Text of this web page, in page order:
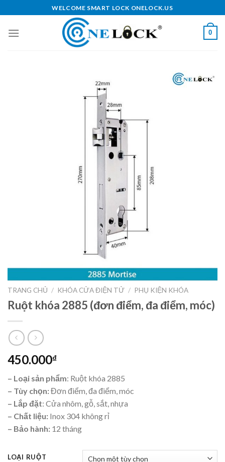
to
content
WELCOME SMART LOCK ONELOCK.US
0
TRANG CHỦ / KHÓA CỬA ĐIỆN TỬ / PHỤ KIỆN KHÓA
Ruột khóa 2885 (đơn điểm, đa điểm, móc)
450.000₫
– Loại sản phẩm: Ruột khóa 2885
– Tùy chọn:Đơn điểm, đa điểm, móc
– Lắp đặt: Cửa nhôm, gỗ, sắt, nhựa
– Chất liệu: Inox 304 không rỉ
– Bảo hành: 12 tháng
LOẠI RUỘT